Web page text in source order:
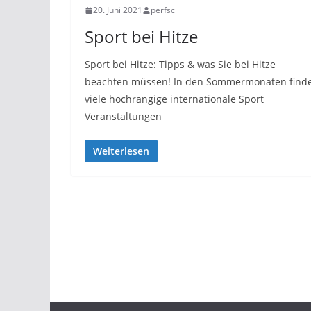
20. Juni 2021 perfsci
Sport bei Hitze
Sport bei Hitze: Tipps & was Sie bei Hitze
beachten müssen! In den Sommermonaten
viele hochrangige internationale Sport
Veranstaltungen
Weiterlesen